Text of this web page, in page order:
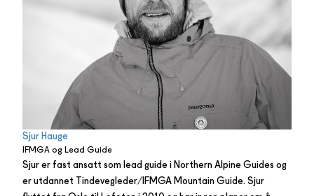
Sjur Hauge
IFMGA og Lead Guide
Sjur er fast ansatt som lead guide i Northern Alpine Guides og
er utdannet Tindevegleder/IFMGA Mountain Guide. Sjur